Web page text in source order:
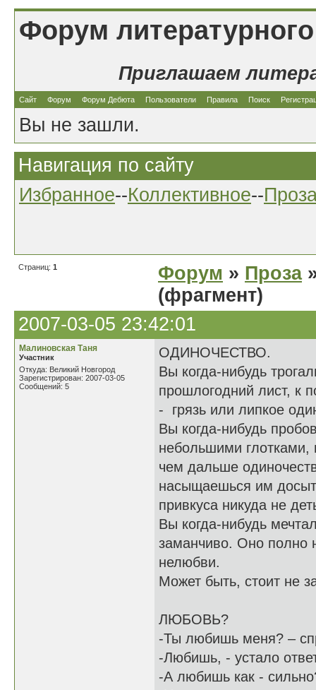
Форум
Приглашаем
Сайт Форум Форум Дебюта Пользователи Правила Поиск
Вы не зашли.
Навигация по сайту
Избранное--Коллективное--
Страниц: 1 Форум » Проза
(фрагмент)
2007-03-05 23:42:01
Малиновская Таня
Участник
Откуда: Великий Новгород
Зарегистрирован: 2007-03-05
Сообщений: 5
ОДИНОЧЕСТВО.
Вы когда-нибудь
прошлогодний лист, к
- грязь или липкое
Вы когда-нибудь
небольшими глотками,
чем дальше
насыщаешься им
привкуса никуда не
Вы когда-нибудь
заманчиво. Оно полно
нелюбви.
Может быть, стоит не
ЛЮБОВЬ?
-Ты любишь меня? –
-Любишь, - устало
-А любишь как -